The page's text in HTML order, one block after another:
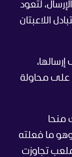
لتعود
اللاعبتان
على محاولة
منحا
ما فعلته
تجاوزت